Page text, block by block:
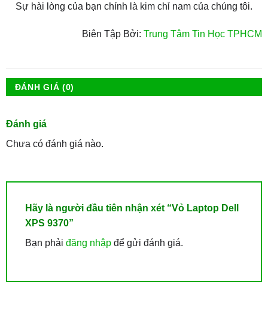
Sự hài lòng của bạn chính là kim chỉ nam của chúng tôi.
Biên Tập Bởi:Trung Tâm Tin Học TPHCM
ĐÁNH GIÁ (0)
Đánh giá
Chưa có đánh giá nào.
Hãy là người đầu tiên nhận xét “Vỏ Laptop Dell
XPS 9370”
Bạn phải đăng nhậpđể gửi đánh giá.